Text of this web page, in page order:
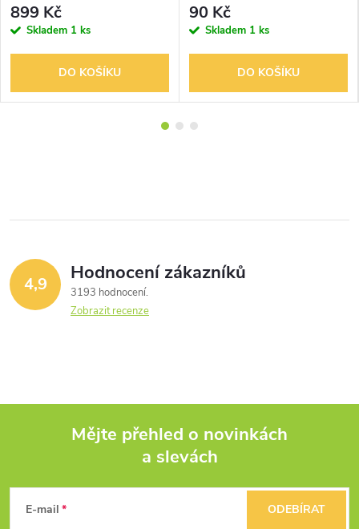
899 Kč
Skladem 1 ks
DO KOŠÍKU
90 Kč
Skladem 1 ks
DO KOŠÍKU
4,9 Hodnocení zákazníků
3193 hodnocení
Zobrazit recenze
Mějte přehled o novinkách
a slevách
E-mail ODEBÍRAT